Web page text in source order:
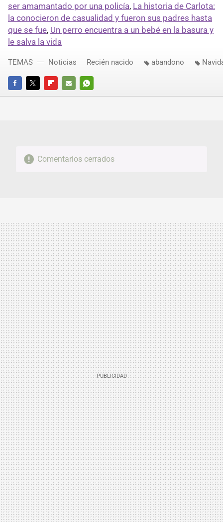
ser amamantado por una policía, La historia de Carlota:
la conocieron de casualidad y fueron sus padres hasta
que se fue, Un perro encuentra a un bebé en la basura y
le salva la vida
FACEBOOKTWITTERFLIPBOARD
E-
WHATSAPP
TEMAS Noticias Recién nacido abandono
Comentarios cerrados